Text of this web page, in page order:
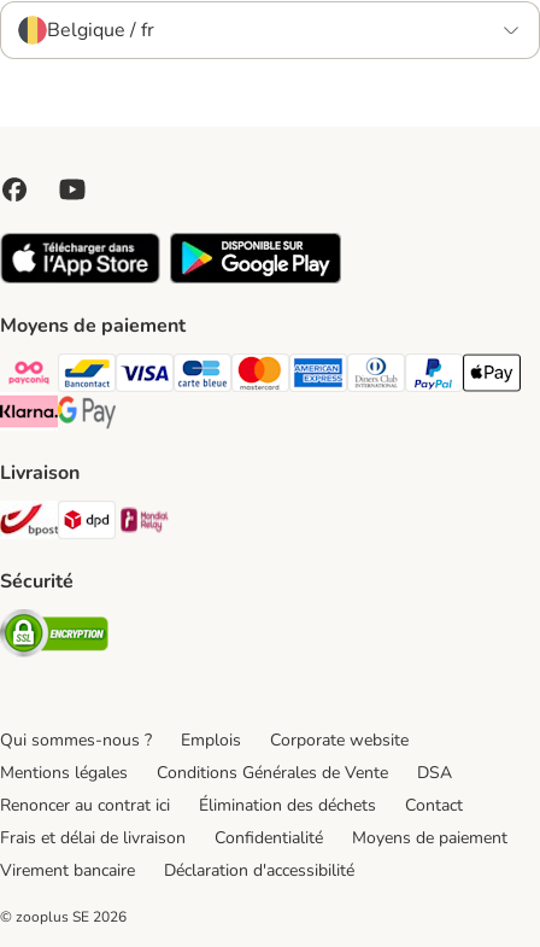
Belgique / fr
Moyens de paiement
Payconiq Payment Method
bancontact Payment Method
Visa Payment Method
carte bleue Payment Method
Master card Payment Method
American express Payment
Diners club Payment
Paypal Payment
Apple
Klarna Payment Method
Google Pay Payment Method
Livraison
Bpost Shipping Method
DPD Shipping Method
Sécurité
Security
Qui sommes-nous ? Emplois
Corporate website
Mentions légales
Conditions Générales de Vente
DSA
Renoncer au contrat ici
Élimination des déchets
Contact
Frais et délai de livraison
Confidentialité
Moyens de paiement
Virement bancaire
Déclaration d'accessibilité
© zooplus SE 2026